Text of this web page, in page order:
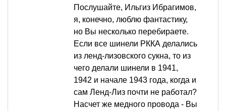
Послушайте, Ильгиз Ибрагимов,
я, конечно, люблю фантастику,
но Вы несколько перебираете.
Если все шинели РККА делались
из ленд-лизовского сукна, то из
чего делали шинели в 1941,
1942 и начале 1943 года, когда и
сам Ленд-Лиз почти не работал?
Насчет же медного провода - Вы